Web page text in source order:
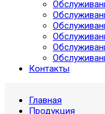
Контакты
Главная
Продукция